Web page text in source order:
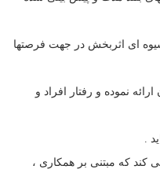
ای اثربخش در جهت فرصتها
نموده و رفتار افراد و
.
کند که مبتنی بر همکاری ،